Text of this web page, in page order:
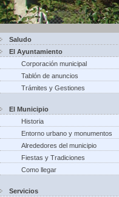
Saludo
El Ayuntamiento
Corporación municipal
Tablón de anuncios
Trámites y Gestiones
El Municipio
Historia
Entorno urbano y monumentos
Alrededores del municipio
Fiestas y Tradiciones
Como llegar
Servicios